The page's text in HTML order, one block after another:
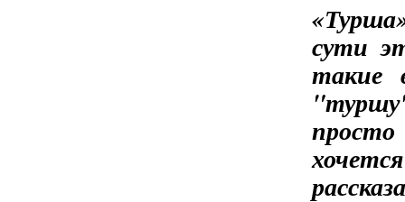
сути
такие